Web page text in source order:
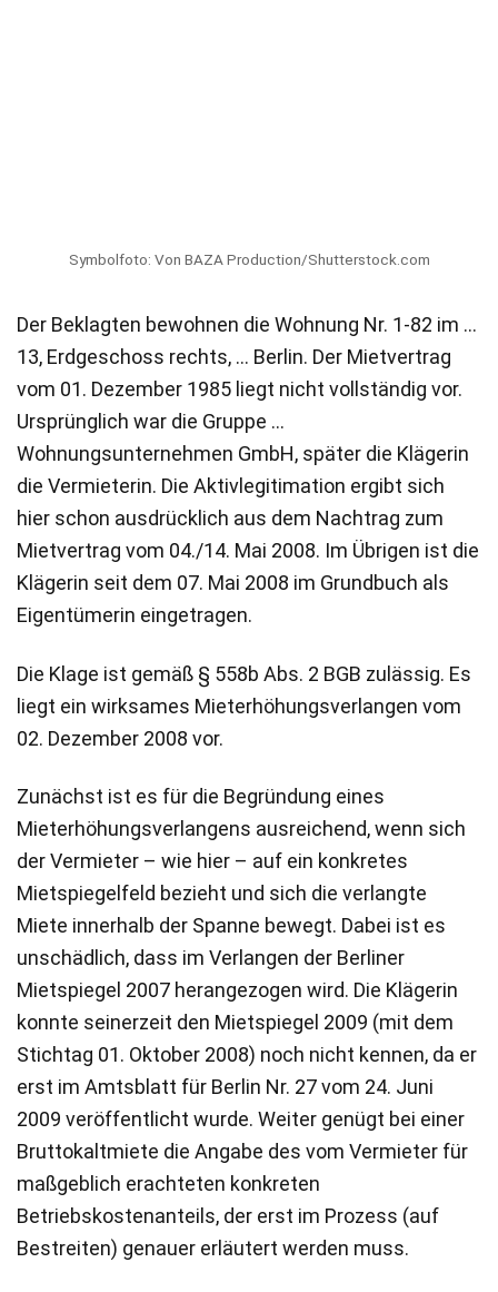
Symbolfoto: Von BAZA Production/Shutterstock.com
Der Beklagten bewohnen die Wohnung Nr. 1-82 im …
13, Erdgeschoss rechts, … Berlin. Der Mietvertrag
vom 01. Dezember 1985 liegt nicht vollständig vor.
Ursprünglich war die Gruppe …
Wohnungsunternehmen GmbH, später die Klägerin
die Vermieterin. Die Aktivlegitimation ergibt sich
hier schon ausdrücklich aus dem Nachtrag zum
Mietvertrag vom 04./14. Mai 2008. Im Übrigen ist die
Klägerin seit dem 07. Mai 2008 im Grundbuch als
Eigentümerin eingetragen.
Die Klage ist gemäß § 558b Abs. 2 BGB zulässig. Es
liegt ein wirksames Mieterhöhungsverlangen vom
02. Dezember 2008 vor.
Zunächst ist es für die Begründung eines
Mieterhöhungsverlangens ausreichend, wenn sich
der Vermieter – wie hier – auf ein konkretes
Mietspiegelfeld bezieht und sich die verlangte
Miete innerhalb der Spanne bewegt. Dabei ist es
unschädlich, dass im Verlangen der Berliner
Mietspiegel 2007 herangezogen wird. Die Klägerin
konnte seinerzeit den Mietspiegel 2009 (mit dem
Stichtag 01. Oktober 2008) noch nicht kennen, da er
erst im Amtsblatt für Berlin Nr. 27 vom 24. Juni
2009 veröffentlicht wurde. Weiter genügt bei einer
Bruttokaltmiete die Angabe des vom Vermieter für
maßgeblich erachteten konkreten
Betriebskostenanteils, der erst im Prozess (auf
Bestreiten) genauer erläutert werden muss.